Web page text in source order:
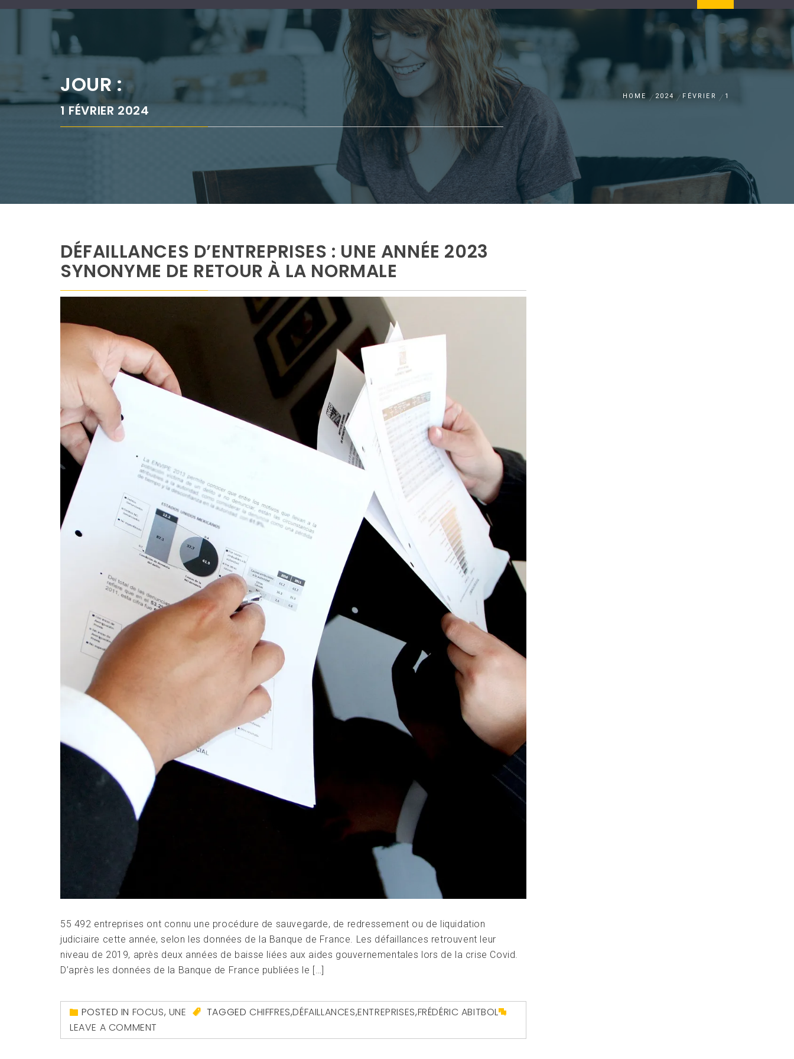
JOUR :
1 FÉVRIER 2024
HOME 2024 FÉVRIER 1
DÉFAILLANCES D’ENTREPRISES : UNE ANNÉE 2023
SYNONYME DE RETOUR À LA NORMALE
55 492 entreprises ont connu une procédure de sauvegarde, de redressement ou de liquidation
judiciaire cette année, selon les données de la Banque de France. Les défaillances retrouvent leur
niveau de 2019, après deux années de baisse liées aux aides gouvernementales lors de la crise Covid.
D’après les données de la Banque de France publiées le […]
POSTED IN FOCUS, UNE TAGGEDCHIFFRES,DÉFAILLANCES,ENTREPRISES,FRÉDÉRIC ABITBOL
LEAVE A COMMENT